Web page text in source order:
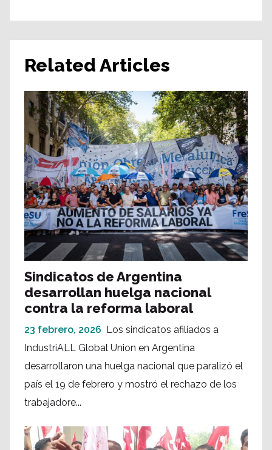
Related Articles
Sindicatos de Argentina
desarrollan huelga nacional
contra la reforma laboral
23 febrero, 2026 Los sindicatos afiliados a
IndustriALL Global Union en Argentina
desarrollaron una huelga nacional que paralizó el
país el 19 de febrero y mostró el rechazo de los
trabajadore...